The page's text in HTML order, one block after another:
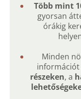
Több mint
gyorsan
órákig
Minden
információt
részeken, a